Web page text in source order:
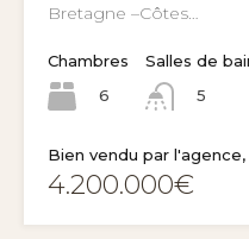
Bretagne –Côtes…
Chambres
6
Salles de
5
Bien vendu par
4.200.000€